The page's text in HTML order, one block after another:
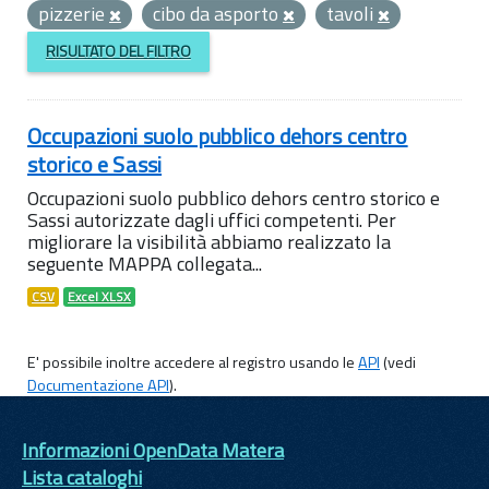
pizzerie
cibo da asporto tavoli
RISULTATO DEL FILTRO
Occupazioni suolo pubblico dehors centro
storico e Sassi
Occupazioni suolo pubblico dehors centro storico e
Sassi autorizzate dagli uffici competenti. Per
migliorare la visibilità abbiamo realizzato la
seguente MAPPA collegata...
CSV Excel XLSX
E' possibile inoltre accedere al registro usando leAPI(vedi
Documentazione API).
Informazioni OpenData Matera
Lista cataloghi